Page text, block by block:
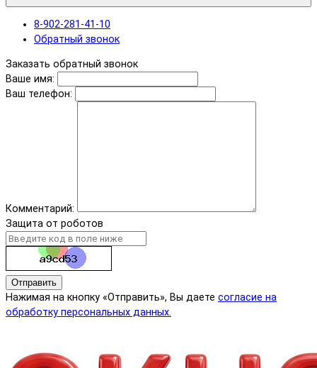
8-902-281-41-10
Обратный звонок
Заказать обратный звонок
Ваше имя:
Ваш телефон:
Комментарий:
Защита от роботов
Отправить
Нажимая на кнопку «Отправить», Вы даете согласие на
обработку персональных данных.